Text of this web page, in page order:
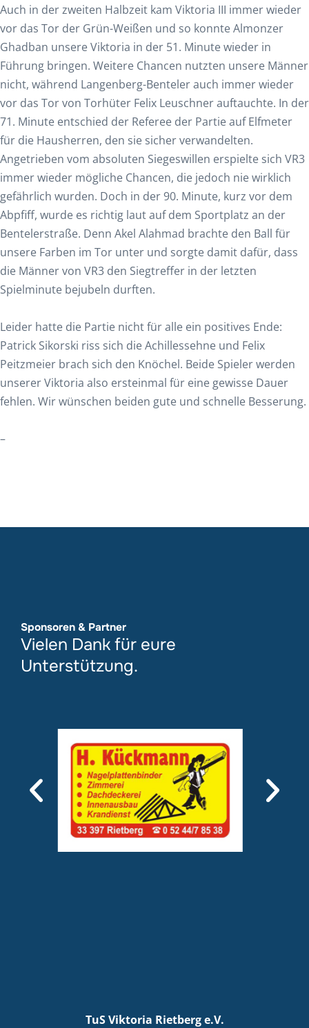
Auch in der zweiten Halbzeit kam Viktoria III immer wieder
vor das Tor der Grün-Weißen und so konnte Almonzer
Ghadban unsere Viktoria in der 51. Minute wieder in
Führung bringen. Weitere Chancen nutzten unsere Männer
nicht, während Langenberg-Benteler auch immer wieder
vor das Tor von Torhüter Felix Leuschner auftauchte. In der
71. Minute entschied der Referee der Partie auf Elfmeter
für die Hausherren, den sie sicher verwandelten.
Angetrieben vom absoluten Siegeswillen erspielte sich VR3
immer wieder mögliche Chancen, die jedoch nie wirklich
gefährlich wurden. Doch in der 90. Minute, kurz vor dem
Abpfiff, wurde es richtig laut auf dem Sportplatz an der
Bentelerstraße. Denn Akel Alahmad brachte den Ball für
unsere Farben im Tor unter und sorgte damit dafür, dass
die Männer von VR3 den Siegtreffer in der letzten
Spielminute bejubeln durften.
Leider hatte die Partie nicht für alle ein positives Ende:
Patrick Sikorski riss sich die Achillessehne und Felix
Peitzmeier brach sich den Knöchel. Beide Spieler werden
unserer Viktoria also ersteinmal für eine gewisse Dauer
fehlen. Wir wünschen beiden gute und schnelle Besserung.
–
Sponsoren & Partner
Vielen Dank für eure
Unterstützung.
TuS Viktoria Rietberg e.V.